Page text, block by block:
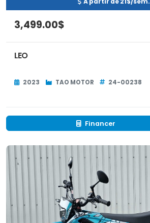
À partir de 21$/sem.
3,499.00$
LEO
2023 TAO MOTOR 24-00238
Financer
EN INVENTAIRE Neuf